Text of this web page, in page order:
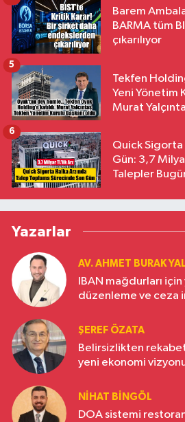
Barem
BARMA tüm
çıkarılıyor
Tekfen
Yeni Yönetim
Murat
5
Quick Sigorta
Gün: 3,7
Talepler
6
Yazarlar
AV. AHMET BURAK
IBAN mağdurları
düzenleme ve ceza
ŞEREF ÖZATA
Belirsizlikten
yeni ekonomi
NIHAT BINGÖL
DOA sistemi